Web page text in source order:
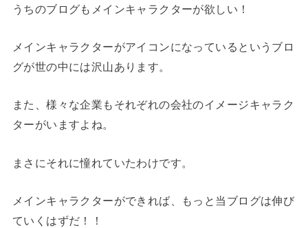
うちのブログもメインキャラクターが欲しい！
メインキャラクターがアイコンになっているというブロ
グが世の中には沢山あります。
また、様々な企業もそれぞれの会社のイメージキャラク
ターがいますよね。
まさにそれに憧れていたわけです。
メインキャラクターができれば、もっと当ブログは伸び
ていくはずだ！！